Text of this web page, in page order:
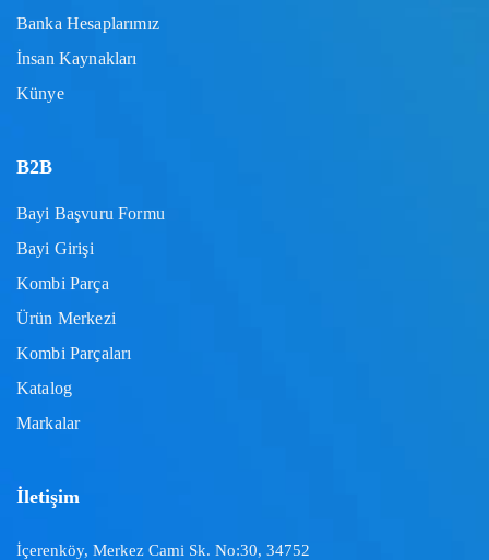
Banka Hesaplarımız
İnsan Kaynakları
Künye
B2B
Bayi Başvuru Formu
Bayi Girişi
Kombi Parça
Ürün Merkezi
Kombi Parçaları
Katalog
Markalar
İletişim
İçerenköy, Merkez Cami Sk. No:30, 34752